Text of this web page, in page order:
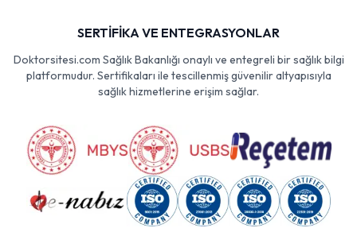
SERTİFİKA VE ENTEGRASYONLAR
Doktorsitesi.com Sağlık Bakanlığı onaylı ve entegreli bir sağlık bilgi
platformudur. Sertifikaları ile tescillenmiş güvenilir altyapısıyla
sağlık hizmetlerine erişim sağlar.